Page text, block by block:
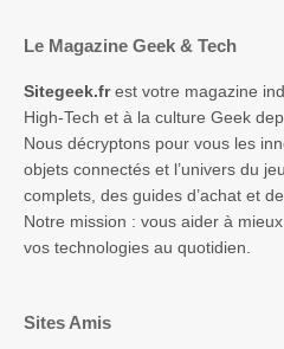
Le Magazine Geek & Tech
Sitegeek.frest votre magazine
High-Tech et à la culture Geek
Nous décryptons pour vous les
objets connectés et l’univers du
complets, des guides d’achat et
Notre mission : vous aider à
vos technologies au quotidien.
Sites Amis